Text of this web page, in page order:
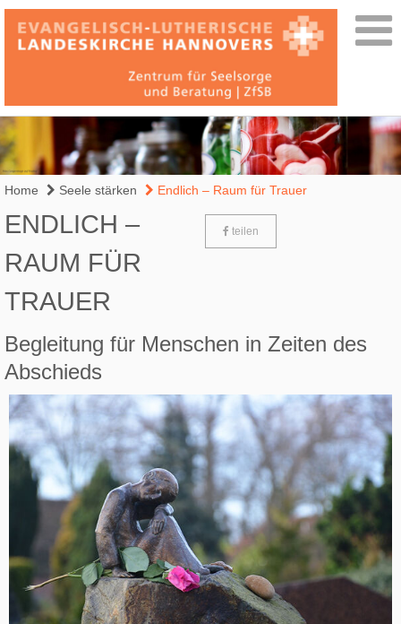
Home Seele stärken Endlich – Raum für Trauer
ENDLICH –
RAUM FÜR
TRAUER
teilen
Begleitung für Menschen in Zeiten des
Abschieds